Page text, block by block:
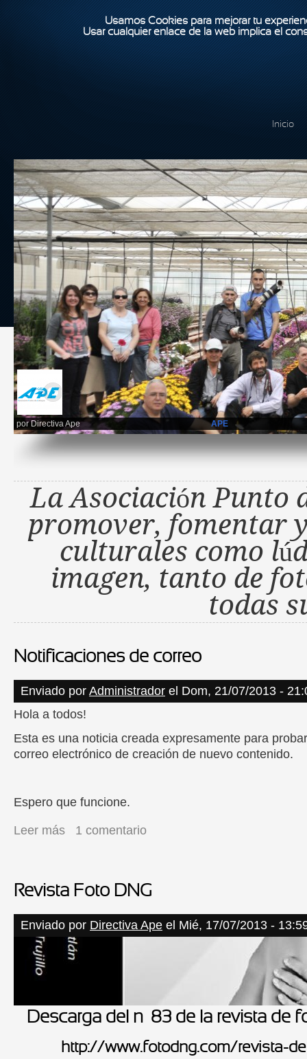
Usamos Cookies para mejorar tu
Usar cualquier enlace de la web implica el
Inicio
APE
porDirectiva Ape
La Asociación Punto
promover, fomentar
culturales como
imagen, tanto de
todas
Notificaciones de correo
Enviado por Administrador el Dom, 21/07/2013 -
Hola a todos!
Esta es una noticia creada expresamente para
correo electrónico de creación de nuevo contenido.
Espero que funcione.
Leer más sobre Notificaciones de correo
1 comentario
Revista Foto DNG
Enviado por Directiva Ape el Mié, 17/07/2013 -
Descarga del nº 83 de la revista de
http://www.fotodng.com/revista-